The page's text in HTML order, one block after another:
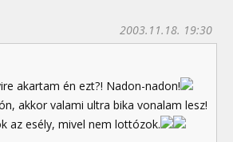
2003.11.18. 19:30
akartam én ezt?! Nadon-nadon!
akkor valami ultra bika vonalam lesz!
az esély, mivel nem lottózok.